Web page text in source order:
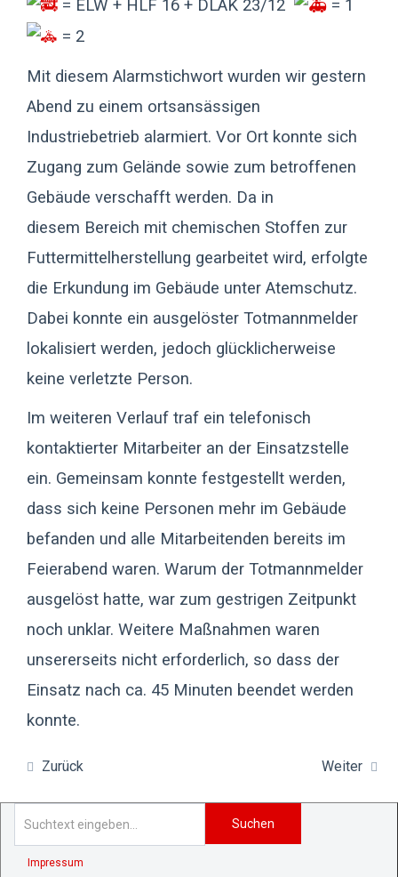
= ELW + HLF 16 + DLAK 23/12
= 1
= 2
Mit diesem Alarmstichwort wurden wir gestern
Abend zu einem ortsansässigen
Industriebetrieb alarmiert. Vor Ort konnte sich
Zugang zum Gelände sowie zum betroffenen
Gebäude verschafft werden. Da in
diesem Bereich mit chemischen Stoffen zur
Futtermittelherstellung gearbeitet wird, erfolgte
die Erkundung im Gebäude unter Atemschutz.
Dabei konnte ein ausgelöster Totmannmelder
lokalisiert werden, jedoch glücklicherweise
keine verletzte Person.
Im weiteren Verlauf traf ein telefonisch
kontaktierter Mitarbeiter an der Einsatzstelle
ein. Gemeinsam konnte festgestellt werden,
dass sich keine Personen mehr im Gebäude
befanden und alle Mitarbeitenden bereits im
Feierabend waren. Warum der Totmannmelder
ausgelöst hatte, war zum gestrigen Zeitpunkt
noch unklar. Weitere Maßnahmen waren
unsererseits nicht erforderlich, so dass der
Einsatz nach ca. 45 Minuten beendet werden
konnte.
Zurück Weiter
Suchen
Impressum